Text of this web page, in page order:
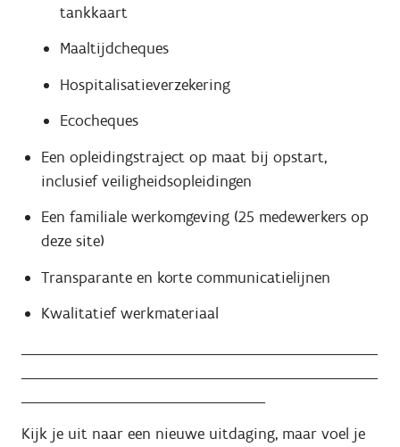
tankkaart
Maaltijdcheques
Hospitalisatieverzekering
Ecocheques
Een opleidingstraject op maat bij opstart,
inclusief veiligheidsopleidingen
Een familiale werkomgeving (25 medewerkers op
deze site)
Transparante en korte communicatielijnen
Kwalitatief werkmateriaal
_________________________________________________________
_________________________________________________________
_______________________________________
Kijk je uit naar een nieuwe uitdaging, maar voel je